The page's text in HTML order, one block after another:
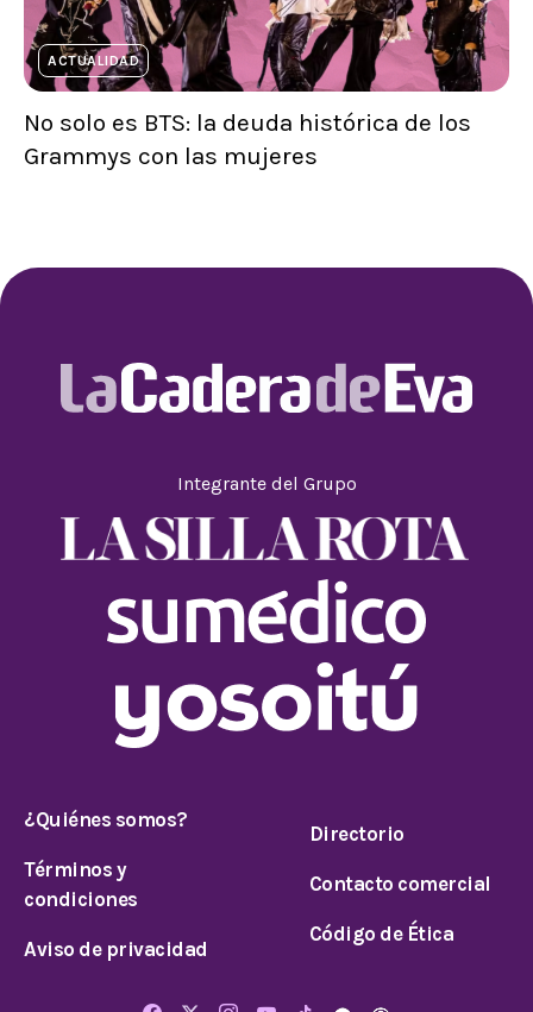
ACTUALIDAD
No solo es BTS: la deuda histórica de los
Grammys con las mujeres
Integrante del Grupo
¿Quiénes somos?
Términos y
condiciones
Aviso de privacidad
Directorio
Contacto comercial
Código de Ética